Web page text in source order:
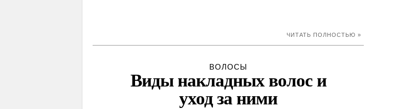
ЧИТАТЬ ПОЛНОСТЬЮ »
ВОЛОСЫ
Виды накладных волос и
уход за ними